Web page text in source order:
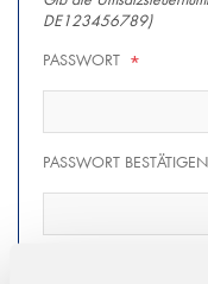
DE123456789)
PASSWORT *
PASSWORT BESTÄTIGEN